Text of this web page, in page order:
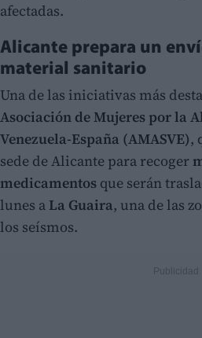
afectadas.
Alicante prepara un
material sanitario
Una de las iniciativas más
Asociación de Mujeres por la
Venezuela-España (AMASVE),
sede de Alicante para recoger
medicamentos que serán
lunes a La Guaira, una de las
los seísmos.